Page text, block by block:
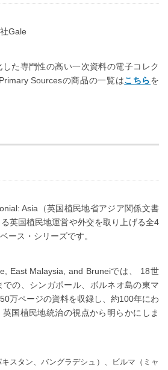
Gale
た専門性の高い一次資料の電子コレク
Sourcesの商品の一覧はこちらを
Asia（英国植民地省アジア関係文書
英国植民地運営や外交を取り上げる全4
ース・シリーズです。
East Malaysia, and Bruneiでは、 18世
の、シンガポール、ボルネオ島の東マ
万ページの資料を収録し、約100年にわ
国植民地統治の視点から明らかにしま
スタン、バングラデシュ）、ビルマ（ミャ